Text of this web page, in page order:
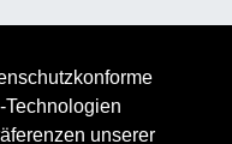
unserer
Ausgaben